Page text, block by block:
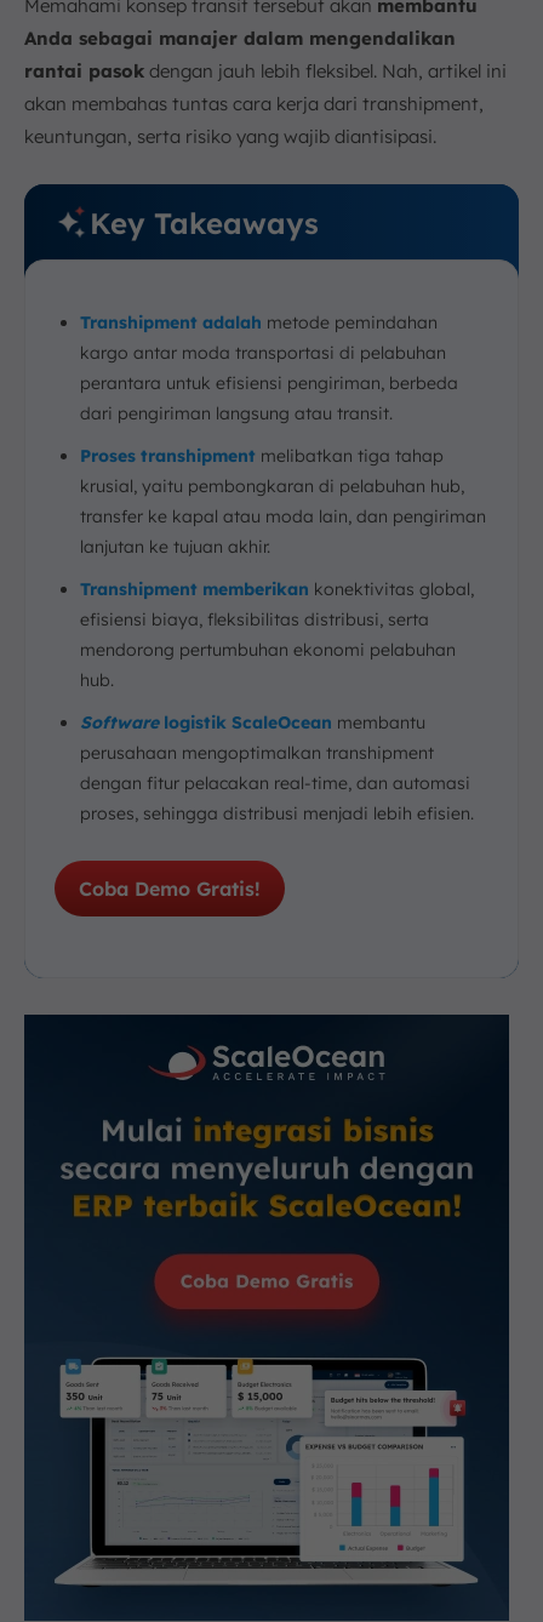
Memahami konsep transit tersebut akan membantu
Anda sebagai manajer dalam mengendalikan
rantai pasok dengan jauh lebih fleksibel. Nah, artikel ini
akan membahas tuntas cara kerja dari transhipment,
keuntungan, serta risiko yang wajib diantisipasi.
Key Takeaways
Transhipment adalah metode pemindahan
kargo antar moda transportasi di pelabuhan
perantara untuk efisiensi pengiriman, berbeda
dari pengiriman langsung atau transit.
Proses transhipment melibatkan tiga tahap
krusial, yaitu pembongkaran di pelabuhan hub,
transfer ke kapal atau moda lain, dan pengiriman
lanjutan ke tujuan akhir.
Transhipment memberikan konektivitas global,
efisiensi biaya, fleksibilitas distribusi, serta
mendorong pertumbuhan ekonomi pelabuhan
hub.
Softwarelogistik ScaleOcean membantu
perusahaan mengoptimalkan transhipment
dengan fitur pelacakan real-time, dan automasi
proses, sehingga distribusi menjadi lebih efisien.
Coba Demo Gratis!